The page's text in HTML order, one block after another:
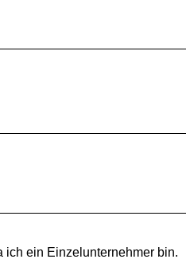
ich ein Einzelunternehmer bin.